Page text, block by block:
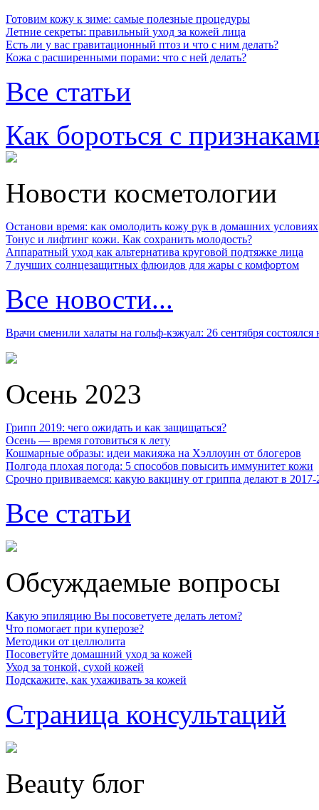
Готовим кожу к зиме: самые полезные процедуры
Летние секреты: правильный уход за кожей лица
Есть ли у вас гравитационный птоз и что с ним делать?
Кожа с расширенными порами: что с ней делать?
Все статьи
Как бороться с
Новости косметологии
Останови время: как омолодить кожу рук в домашних условиях
Тонус и лифтинг кожи. Как сохранить молодость?
Аппаратный уход как альтернатива круговой подтяжке лица
7 лучших солнцезащитных флюидов для жары с комфортом
Все новости...
Врачи сменили халаты на гольф-кэжуал: 26 сентября
Осень 2023
Грипп 2019: чего ожидать и как защищаться?
Осень — время готовиться к лету
Кошмарные образы: идеи макияжа на Хэллоуин от блогеров
Полгода плохая погода: 5 способов повысить иммунитет кожи
Срочно прививаемся: какую вакцину от гриппа делают в 2017-
Все статьи
Обсуждаемые вопросы
Какую эпиляцию Вы посоветуете делать летом?
Что помогает при куперозе?
Методики от целлюлита
Посоветуйте домашний уход за кожей
Уход за тонкой, сухой кожей
Подскажите, как ухаживать за кожей
Страница консультаций
Beauty блог